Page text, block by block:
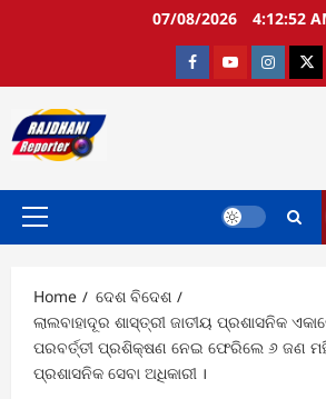
07/08/2026 4:12:53
FacebookYoutubeInstagram
Primary
Home
ଦେଶ ବିଦେଶ
ଲାଲବାହାଦୂର ଶାସ୍ତ୍ରୀ ଜାତୀୟ ପ୍ରଶାସନିକ
ପରବର୍ତ୍ତୀ ପ୍ରଶିକ୍ଷଣ ନେଇ ଫେରିଲେ ୬ ଜଣ
ପ୍ରଶାସନିକ ସେବା ଅଧିକାରୀ ।